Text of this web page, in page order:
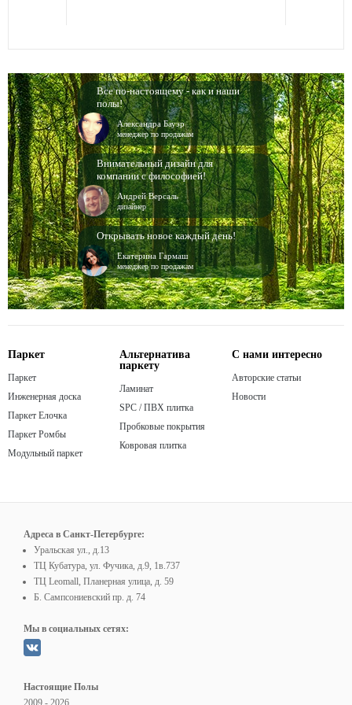
Все по-настоящему - как и наши
полы!
Александра Бауэр
менеджер по продажам
Внимательный дизайн для
компании с философией!
Андрей Версаль
дизайнер
Открывать новое каждый день!
Екатерина Гармаш
менеджер по продажам
Паркет
Паркет
Инженерная доска
Паркет Елочка
Паркет Ромбы
Модульный паркет
Альтернатива
паркету
Ламинат
SPC / ПВХ плитка
Пробковые покрытия
Ковровая плитка
С нами интересно
Авторские статьи
Новости
Адреса в Санкт-Петербурге:
Уральская ул., д.13
ТЦ Кубатура, ул. Фучика, д.9, 1в.737
ТЦ Leomall, Планерная улица, д. 59
Б. Сампсониевский пр. д. 74
Мы в социальных сетях:
Настоящие Полы
2009 - 2026